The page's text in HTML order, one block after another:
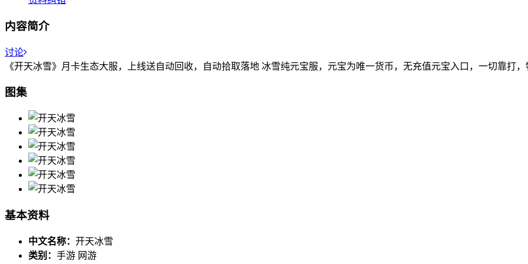
内容简介
讨论
《开天冰雪》月卡生态大服，上线送自动回收，自动拾取落地 冰雪纯元宝服，元宝为唯一货币，无充值元宝入口，一切靠打，
图集
基本资料
中文名称： 开天冰雪
类别： 手游 网游